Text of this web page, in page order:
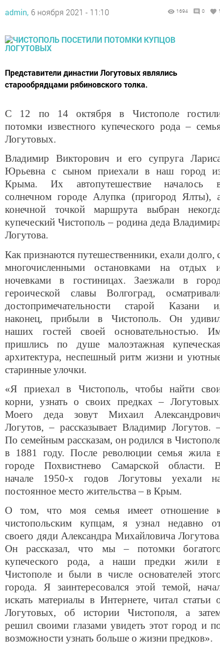
admin, 6 ноября 2021 - 11:10 1694 0
Представители династии Логутовых являлись
старообрядцами рябиновского толка.
С 12 по 14 октября в Чистополе
потомки известного купеческого рода –
Логутовых.
Владимир Викторович и его супруга
Юрьевна с сыном приехали в наш город
Крыма. Их автопутешествие началось
солнечном городе Алупка (пригород Ялты),
конечной точкой маршрута выбран
купеческий Чистополь – родина деда
Логутова.
Как признаются путешественники, ехали долго,
многочисленными остановками на отдых
ночевками в гостиницах. Заезжали в
героической славы Волгоград,
достопримечательности старой Казани
наконец, прибыли в Чистополь. Он
наших гостей своей основательностью.
пришлись по душе малоэтажная
архитектура, неспешный ритм жизни и
старинные улочки.
«Я приехал в Чистополь, чтобы найти
корни, узнать о своих предках –
Моего деда зовут Михаил
Логутов, – рассказывает Владимир Логутов.
По семейным рассказам, он родился в
в 1881 году. После революции семья жила
городе Похвистнево Самарской области.
начале 1950-х годов Логутовы уехали
постоянное место жительства – в Крым.
О том, что моя семья имеет отношение
чистопольским купцам, я узнал недавно
своего дяди Александра Михайловича
Он рассказал, что мы – потомки
купеческого рода, а наши предки жили
Чистополе и были в числе основателей
города. Я заинтересовался этой темой,
искать материалы в Интернете, читал статьи
Логутовых, об истории Чистополя, а
решил своими глазами увидеть этот город и
возможности узнать больше о жизни предков».